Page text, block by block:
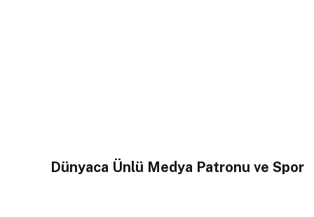
Dünyaca Ünlü Medya Patronu ve Spor